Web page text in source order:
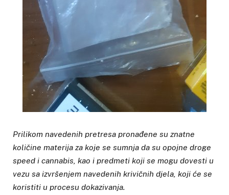
Prilikom navedenih pretresa pronađene su znatne
količine materija za koje se sumnja da su opojne droge
speed i cannabis, kao i predmeti koji se mogu dovesti u
vezu sa izvršenjem navedenih krivičnih djela, koji će se
koristiti u procesu dokazivanja.